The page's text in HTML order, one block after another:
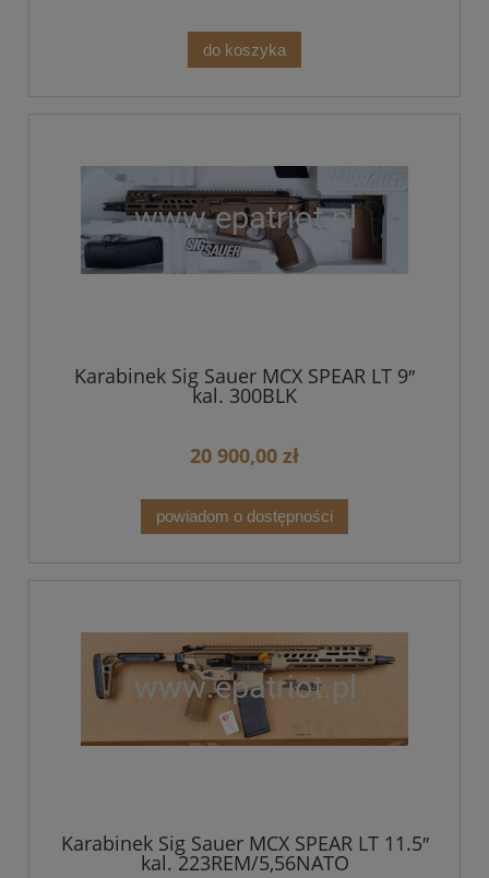
do koszyka
Karabinek Sig Sauer MCX SPEAR LT 9″
kal. 300BLK
20 900,00 zł
powiadom o dostępności
Karabinek Sig Sauer MCX SPEAR LT 11.5″
kal. 223REM/5,56NATO